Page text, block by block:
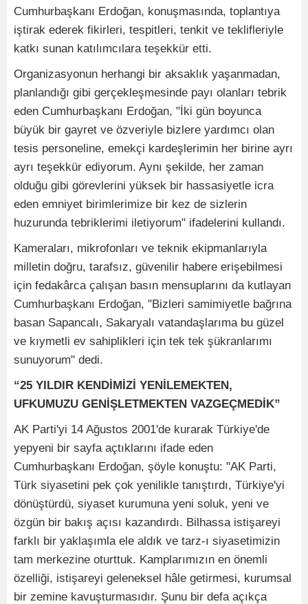
Cumhurbaşkanı Erdoğan, konuşmasında, toplantıya
iştirak ederek fikirleri, tespitleri, tenkit ve teklifleriyle
katkı sunan katılımcılara teşekkür etti.
Organizasyonun herhangi bir aksaklık yaşanmadan,
planlandığı gibi gerçekleşmesinde payı olanları tebrik
eden Cumhurbaşkanı Erdoğan, "İki gün boyunca
büyük bir gayret ve özveriyle bizlere yardımcı olan
tesis personeline, emekçi kardeşlerimin her birine ayrı
ayrı teşekkür ediyorum. Aynı şekilde, her zaman
olduğu gibi görevlerini yüksek bir hassasiyetle icra
eden emniyet birimlerimize bir kez de sizlerin
huzurunda tebriklerimi iletiyorum" ifadelerini kullandı.
Kameraları, mikrofonları ve teknik ekipmanlarıyla
milletin doğru, tarafsız, güvenilir habere erişebilmesi
için fedakârca çalışan basın mensuplarını da kutlayan
Cumhurbaşkanı Erdoğan, "Bizleri samimiyetle bağrına
basan Sapancalı, Sakaryalı vatandaşlarıma bu güzel
ve kıymetli ev sahiplikleri için tek tek şükranlarımı
sunuyorum" dedi.
“25 YILDIR KENDİMİZİ YENİLEMEKTEN,
UFKUMUZU GENİŞLETMEKTEN VAZGEÇMEDİK”
AK Parti'yi 14 Ağustos 2001'de kurarak Türkiye'de
yepyeni bir sayfa açtıklarını ifade eden
Cumhurbaşkanı Erdoğan, şöyle konuştu: "AK Parti,
Türk siyasetini pek çok yenilikle tanıştırdı, Türkiye'yi
dönüştürdü, siyaset kurumuna yeni soluk, yeni ve
özgün bir bakış açısı kazandırdı. Bilhassa istişareyi
farklı bir yaklaşımla ele aldık ve tarz-ı siyasetimizin
tam merkezine oturttuk. Kamplarımızın en önemli
özelliği, istişareyi geleneksel hâle getirmesi, kurumsal
bir zemine kavuşturmasıdır. Şunu bir defa açıkça